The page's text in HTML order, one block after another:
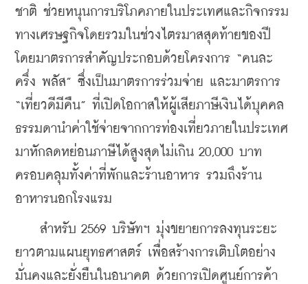
ชาติ ช่วยหนุนการบริโภคภายในประเทศและกิจกรรม
ทางเศรษฐกิจโดยรวมในช่วงไตรมาสสุดท้ายของปี
โดยมาตรการสำคัญประกอบด้วยโครงการ “คนละ
ครึ่ง พลัส” ซึ่งเป็นมาตรการร่วมจ่าย และมาตรการ
“เที่ยวดีมีคืน” ที่เปิดโอกาสให้ผู้เสียภาษีเงินได้บุคคล
ธรรมดานำค่าใช้จ่ายจากการท่องเที่ยวภายในประเทศ
มาหักลดหย่อนภาษีได้สูงสุดไม่เกิน 20,000 บาท
ครอบคลุมทั้งค่าที่พักและร้านอาหาร รวมถึงร้าน
อาหารนอกโรงแรม
สำหรับ 2569 บริษัทฯ มุ่งขยายการลงทุนระยะ
ยาวตามแผนยุทธศาสตร์ เพื่อสร้างการเติบโตอย่าง
มั่นคงและยั่งยืนในอนาคต ด้วยการเปิดศูนย์การค้า